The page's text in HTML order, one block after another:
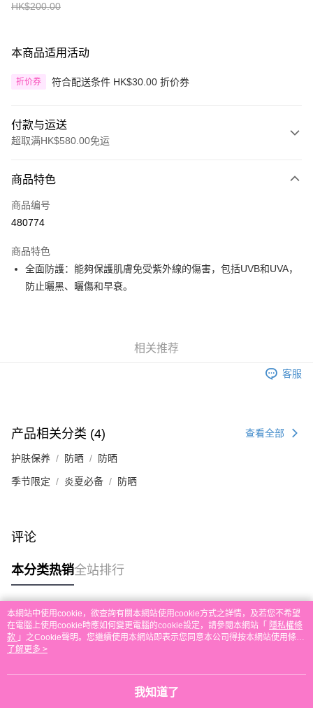
HK$200.00
本商品适用活动
折价券 符合配送条件 HK$30.00 折价券
付款与运送
超取满HK$580.00免运
信用卡
Apple Pay
AlipayHK
PayMe
銀行匯款 請將存款存到以下銀行帳戶，並於存款單據寫上訂單編號後電郵至
每笔HK$30.00，满HK$580.00(含以上)免运费
付款後順豐站及營業點取貨
每笔HK$30.00，满HK$580.00(含以上)免运费
免运费
其他地区配送 查看运费
商品特色
商品编号
480774
商品特色
全面防護：能夠保護肌膚免受紫外線的傷害，包括UVB和UVA，
防止曬黑、曬傷和早衰。
相关推荐
客服
产品相关分类 (4) 查看全部
护肤保养 防晒 防晒
季节限定 炎夏必备 防晒
评论
本分类热销全站排行
热门标签
热销排行
本網站中使用cookie，欲查詢有關本網站使用cookie方式之詳情，及若您不希望
在電腦上使用cookie時應如何變更電腦的cookie設定，請參閱本網站「 隱私權條
款 」之Cookie聲明。您繼續使用本網站即表示您同意本公司得按本網站使用條款
之Cookie聲明使用cookie。
了解更多 >
我知道了